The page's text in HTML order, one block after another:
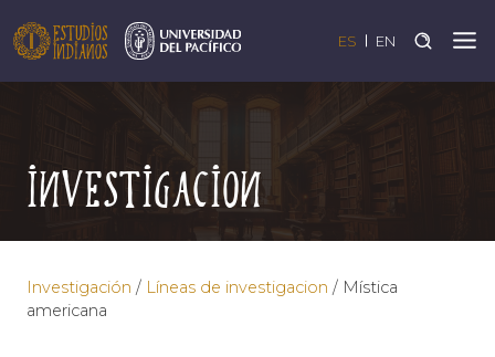
ES EN
Investigación
Investigación / Líneas de investigacion / Mística
americana